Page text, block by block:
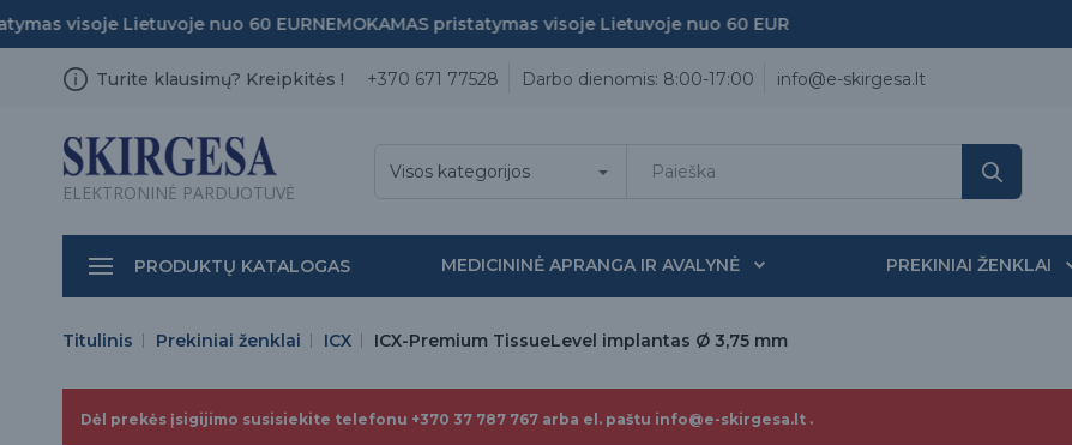
visoje Lietuvoje nuo 60 EURNEMOKAMAS pristatymas visoje Lietuvoje nuo 60 EUR
Turite klausimų? Kreipkitės ! +370 671 77528 Darbo dienomis: 8:00-17:00 info@e-skirgesa.lt
ELEKTRONINĖ PARDUOTUVĖ
Visos kategorijos
PRODUKTŲ KATALOGAS MEDICININĖ APRANGA IR AVALYNĖ PREKINIAI ŽENKLAI
Titulinis Prekiniai ženklai ICX ICX-Premium TissueLevel implantas Ø 3,75 mm
Dėl prekės įsigijimo susisiekite telefonu +370 37 787 767 arba el. paštu info@e-skirgesa.lt .